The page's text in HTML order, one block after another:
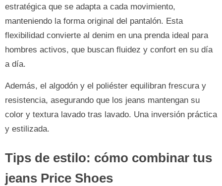
estratégica que se adapta a cada movimiento,
manteniendo la forma original del pantalón. Esta
flexibilidad convierte al denim en una prenda ideal para
hombres activos, que buscan fluidez y confort en su día
a día.
Además, el algodón y el poliéster equilibran frescura y
resistencia, asegurando que los jeans mantengan su
color y textura lavado tras lavado. Una inversión práctica
y estilizada.
Tips de estilo: cómo combinar tus
jeans Price Shoes